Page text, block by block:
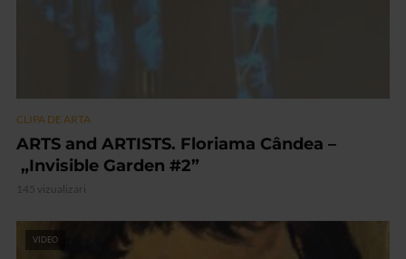
CLIPA DE ARTA
ARTS and ARTISTS. Floriama Cândea –
„Invisible Garden #2”
145 vizualizari
VIDEO